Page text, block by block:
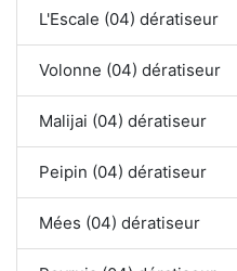
L'Escale (04) dératiseur
Volonne (04) dératiseur
Malijai (04) dératiseur
Peipin (04) dératiseur
Mées (04) dératiseur